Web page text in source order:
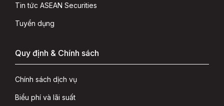
Tin tức ASEAN Securities
Tuyển dụng
Quy định & Chính sách
Chính sách dịch vụ
Biểu phí và lãi suất